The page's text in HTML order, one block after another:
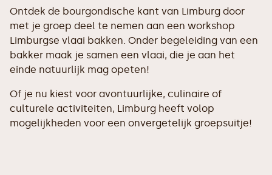
Ontdek de bourgondische kant van Limburg door
met je groep deel te nemen aan een workshop
Limburgse vlaai bakken. Onder begeleiding van een
bakker maak je samen een vlaai, die je aan het
einde natuurlijk mag opeten!
Of je nu kiest voor avontuurlijke, culinaire of
culturele activiteiten, Limburg heeft volop
mogelijkheden voor een onvergetelijk groepsuitje!